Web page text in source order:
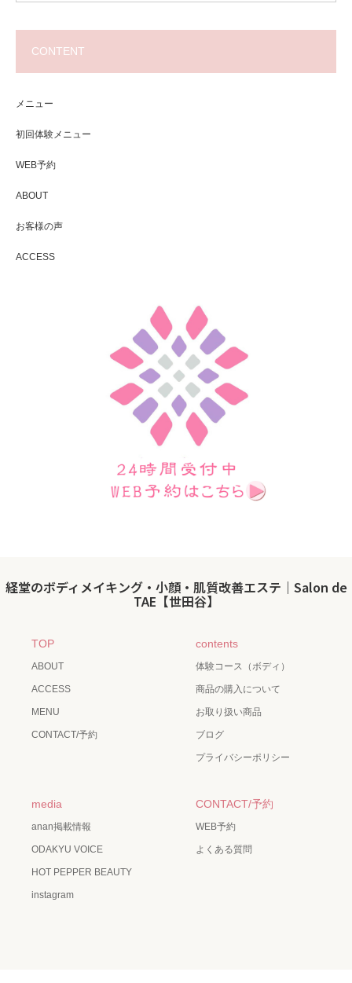
CONTENT
メニュー
初回体験メニュー
WEB予約
ABOUT
お客様の声
ACCESS
経堂のボディメイキング・小顔・肌質改善エステ｜Salon de
TAE【世田谷】
TOP
ABOUT
ACCESS
MENU
CONTACT/予約
contents
体験コース（ボディ）
商品の購入について
お取り扱い商品
ブログ
プライバシーポリシー
media
anan掲載情報
ODAKYU VOICE
HOT PEPPER BEAUTY
instagram
CONTACT/予約
WEB予約
よくある質問